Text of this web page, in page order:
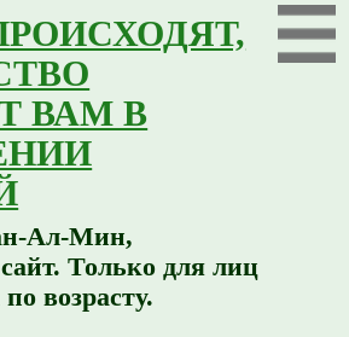
ВАМ В
Ал-Мин,
Только для лиц
возрасту.